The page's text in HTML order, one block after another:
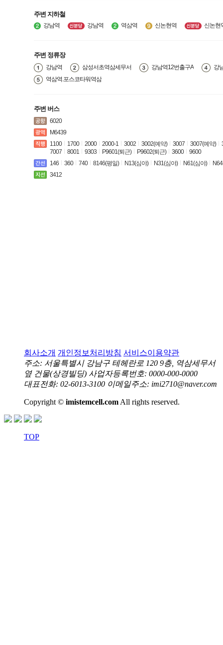
주변 지하철
강남역 강남역 역삼역 신논현역 신논현
주변 정류장
강남역 삼성서초역삼세무서 강남역12번출구A
강
역삼역.포스코타워역삼
주변 버스
6020
M6439
1100
1700 2000 2000-1 3002 3002(예약) 3007 3007(예약)
7007
8001 9303 P9601(퇴근) P9602(퇴근) 3600
9600
146
360 740 8146(평일) N13(심야) N31(심야) N61(심야)
3412
회사소개 개인정보처리방침 서비스이용약관
주소: 서울특별시 강남구 테헤란로 120 9층, 역삼세무서
옆 건물(상경빌딩) 사업자등록번호: 0000-000-0000
대표전화: 02-6013-3100 이메일주소: imi2710@naver.com
Copyright © imistemcell.com All rights reserved.
TOP